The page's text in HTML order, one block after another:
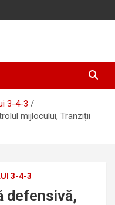
3-4-3
mijlocului, Tranziții
3-4-3
defensivă,